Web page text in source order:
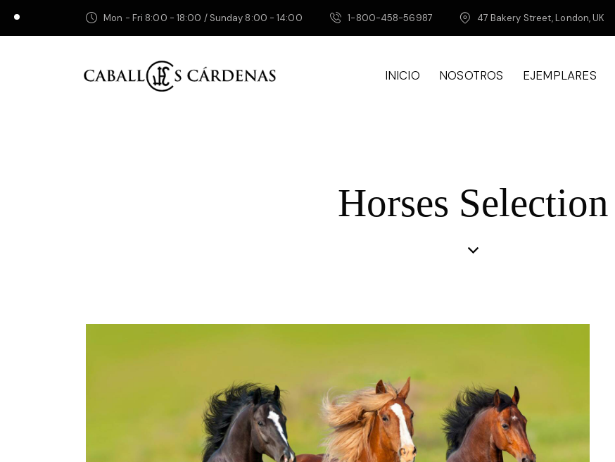
Mon - Fri 8:00 - 18:00 / Sunday 8:00 - 14:00 1-800-458-56987 47 Bakery Street, London, UK
INICIO NOSOTROS EJEMPLARES
Horses Selection